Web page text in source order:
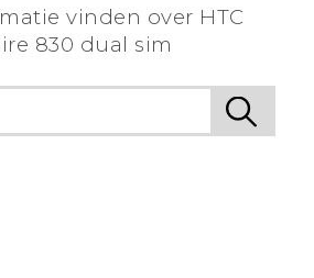
vinden over HTC
830 dual sim